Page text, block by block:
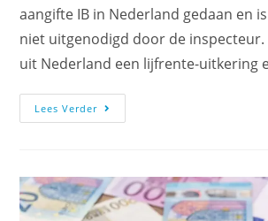
aangifte IB in Nederland gedaan en
niet uitgenodigd door de
uit Nederland een lijfrente-uitkering
Lees Verder